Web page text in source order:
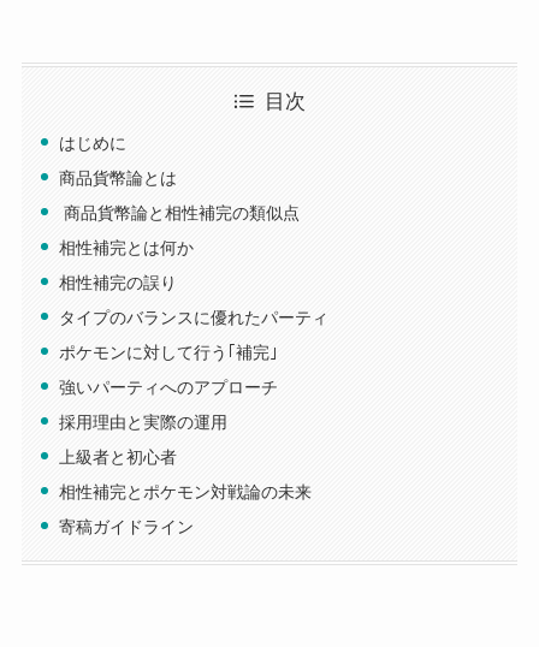
目次
はじめに
商品貨幣論とは
商品貨幣論と相性補完の類似点
相性補完とは何か
相性補完の誤り
タイプのバランスに優れたパーティ
ポケモンに対して行う｢補完｣
強いパーティへのアプローチ
採用理由と実際の運用
上級者と初心者
相性補完とポケモン対戦論の未来
寄稿ガイドライン